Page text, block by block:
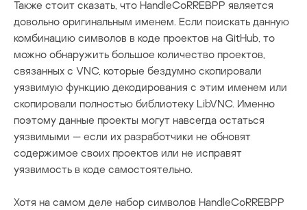
Также стоит сказать, что HandleCoRREBPP является
довольно оригинальным именем. Если поискать данную
комбинацию символов в коде проектов на GitHub, то
можно обнаружить большое количество проектов,
связанных с VNC, которые бездумно скопировали
уязвимую функцию декодирования с этим именем или
скопировали полностью библиотеку LibVNC. Именно
поэтому данные проекты могут навсегда остаться
уязвимыми — если их разработчики не обновят
содержимое своих проектов или не исправят
уязвимость в коде самостоятельно.
Хотя на самом деле набор символов HandleCoRREBPP